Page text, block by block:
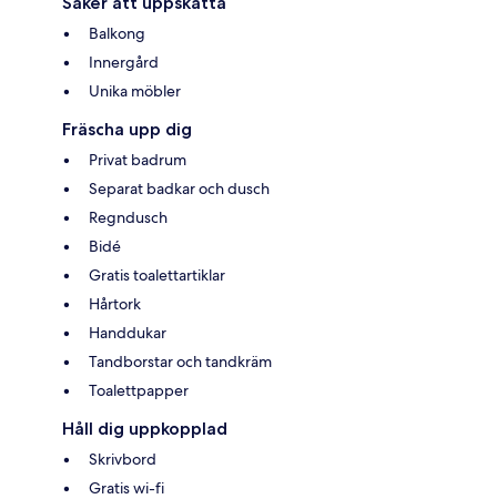
Balkong
Innergård
Unika möbler
Fräscha upp dig
Privat badrum
Separat badkar och dusch
Regndusch
Bidé
Gratis toalettartiklar
Hårtork
Handdukar
Tandborstar och tandkräm
Toalettpapper
Håll dig uppkopplad
Skrivbord
Gratis wi-fi